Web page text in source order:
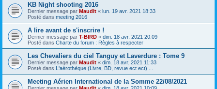
KB Night shooting 2016
Dernier message par Maudit « lun. 19 avr. 2021 18:33
Posté dans meeting 2016
A lire avant de s'inscrire !
Dernier message par T-BIRD « dim. 18 avr. 2021 20:09
Posté dans Charte du forum : Règles à respecter
Les Chevaliers du ciel Tanguy et Laverdure : Tome 9
Dernier message par Maudit « dim. 18 avr. 2021 11:33
Posté dans L'aérothèque (Livre, BD, revue ect ect) ...
Meeting Aérien International de la Somme 22/08/2021
Dernier message par Maudit « dim. 18 avr. 2021 10:09